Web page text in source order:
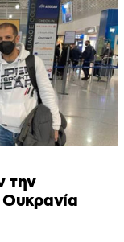
την